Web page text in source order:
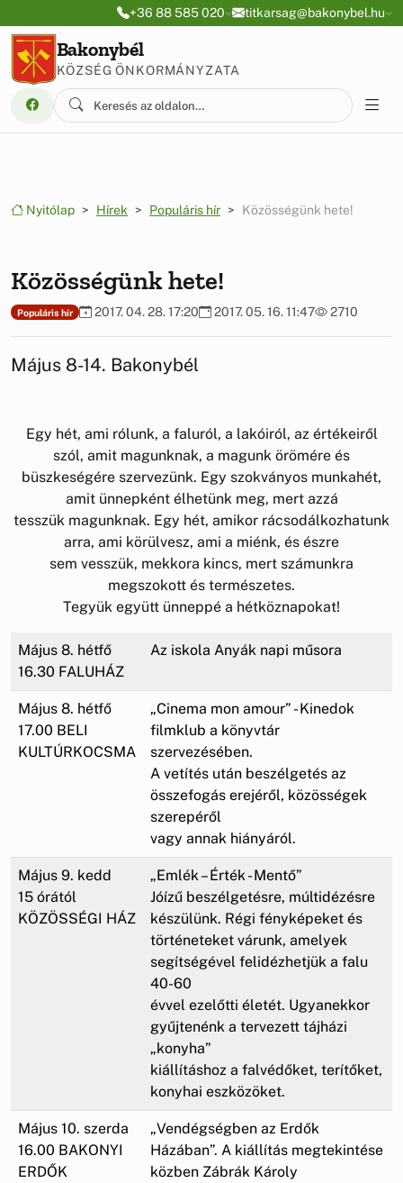
Ugrás a menüre
Ugrás a tartalomra+36 88 585 020 titkarsag@bakonybel.hu
Bakonybél
KÖZSÉG ÖNKORMÁNYZATA
Nyitólap Hírek Populáris hír Közösségünk hete!
Közösségünk hete!
Populáris hír 2017. 04. 28. 17:20 2017. 05. 16. 11:47 2710
Május 8-14. Bakonybél
Egy hét, ami rólunk, a faluról, a lakóiról, az értékeiről
szól, amit magunknak, a magunk örömére és
büszkeségére szervezünk. Egy szokványos munkahét,
amit ünnepként élhetünk meg, mert azzá
tesszük magunknak. Egy hét, amikor rácsodálkozhatunk
arra, ami körülvesz, ami a miénk, és észre
sem vesszük, mekkora kincs, mert számunkra
megszokott és természetes.
Tegyük együtt ünneppé a hétköznapokat!
Május 8. hétfő
16.30 FALUHÁZ
Az iskola Anyák napi műsora
Május 8. hétfő
17.00 BELI
KULTÚRKOCSMA
„Cinema mon amour” - Kinedok
filmklub a könyvtár
szervezésében.
A vetítés után beszélgetés az
összefogás erejéről, közösségek
szerepéről
vagy annak hiányáról.
Május 9. kedd
15 órától
KÖZÖSSÉGI HÁZ
„Emlék – Érték - Mentő”
Jóízű beszélgetésre, múltidézésre
készülünk. Régi fényképeket és
történeteket várunk, amelyek
segítségével felidézhetjük a falu
40-60
évvel ezelőtti életét. Ugyanekkor
gyűjtenénk a tervezett tájházi
„konyha”
kiállításhoz a falvédőket, terítőket,
konyhai eszközöket.
Május 10. szerda
16.00 BAKONYI
ERDŐK
„Vendégségben az Erdők
Házában”. A kiállítás megtekintése
közben Zábrák Károly